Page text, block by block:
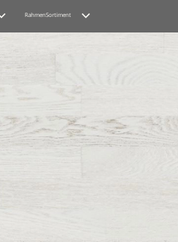
RahmenSortiment